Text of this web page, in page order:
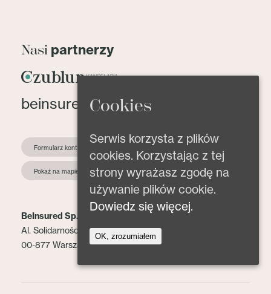
Nasi partnerzy
beinsured@beinsured.pl
Formularz kontaktowy
Pokaż na mapie
BeInsured Sp. z o.o.
Al. Solidarności 153 lok. 2
00-877 Warszawa
Cookies
Serwis korzysta z plików
cookies. Korzystając z tej
strony wyrażasz zgodę na
używanie plików cookie.
Dowiedz się więcej.
OK, zrozumiałem